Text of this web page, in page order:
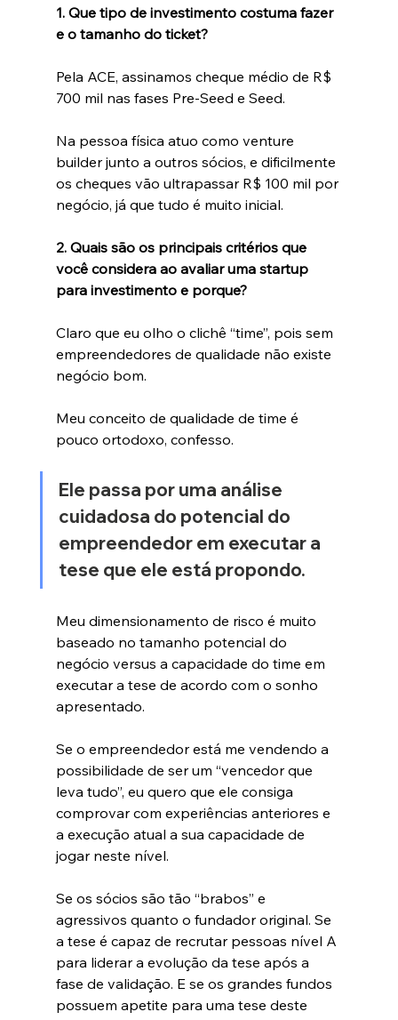
1. Que tipo de investimento costuma fazer
e o tamanho do ticket?
Pela ACE, assinamos cheque médio de R$
700 mil nas fases Pre-Seed e Seed.
Na pessoa física atuo como venture
builder junto a outros sócios, e dificilmente
os cheques vão ultrapassar R$ 100 mil por
negócio, já que tudo é muito inicial.
2. Quais são os principais critérios que
você considera ao avaliar uma startup
para investimento e porque?
Claro que eu olho o clichê “time”, pois sem
empreendedores de qualidade não existe
negócio bom.
Meu conceito de qualidade de time é
pouco ortodoxo, confesso.
Ele passa por uma análise
cuidadosa do potencial do
empreendedor em executar a
tese que ele está propondo.
Meu dimensionamento de risco é muito
baseado no tamanho potencial do
negócio versus a capacidade do time em
executar a tese de acordo com o sonho
apresentado.
Se o empreendedor está me vendendo a
possibilidade de ser um “vencedor que
leva tudo”, eu quero que ele consiga
comprovar com experiências anteriores e
a execução atual a sua capacidade de
jogar neste nível.
Se os sócios são tão “brabos” e
agressivos quanto o fundador original. Se
a tese é capaz de recrutar pessoas nível A
para liderar a evolução da tese após a
fase de validação. E se os grandes fundos
possuem apetite para uma tese deste